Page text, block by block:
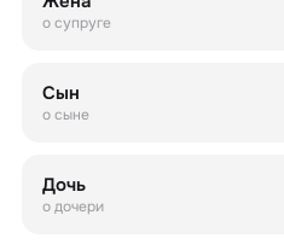
о супруге
Сын
о сыне
Дочь
о дочери